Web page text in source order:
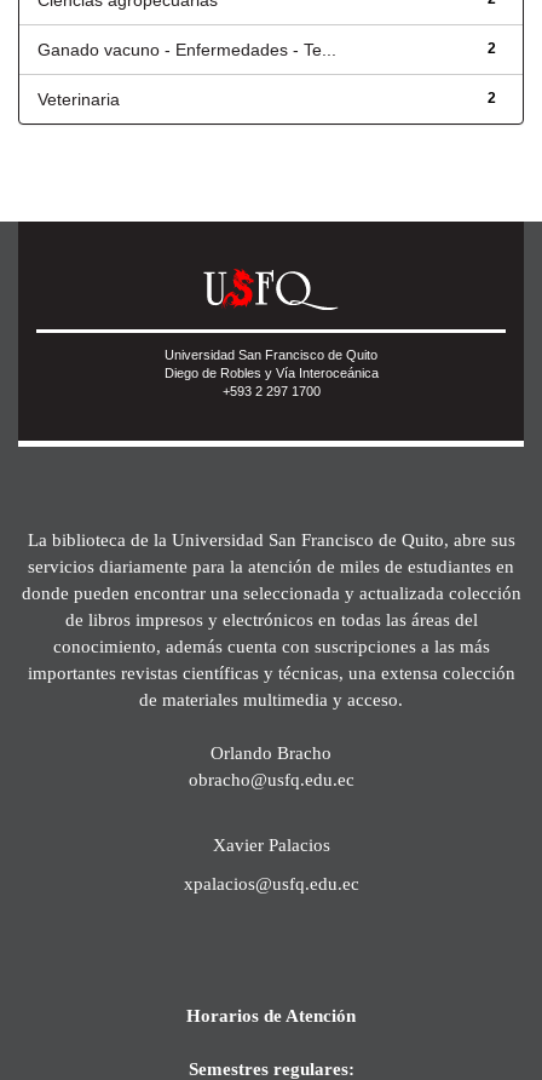
2
Ganado vacuno - Enfermedades - Te...
2
Veterinaria
Universidad San Francisco de Quito
Diego de Robles y Vía Interoceánica
+593 2 297 1700
La biblioteca de la Universidad San Francisco de Quito, abre sus
servicios diariamente para la atención de miles de estudiantes en
donde pueden encontrar una seleccionada y actualizada colección
de libros impresos y electrónicos en todas las áreas del
conocimiento, además cuenta con suscripciones a las más
importantes revistas científicas y técnicas, una extensa colección
de materiales multimedia y acceso.
Orlando Bracho
obracho@usfq.edu.ec
Xavier Palacios
xpalacios@usfq.edu.ec
Horarios de Atención
Semestres regulares: